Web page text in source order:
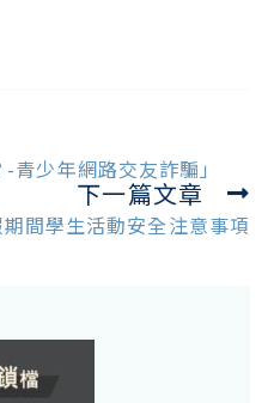
青少年網路交友詐騙」
下一篇文章
間學生活動安全注意事項